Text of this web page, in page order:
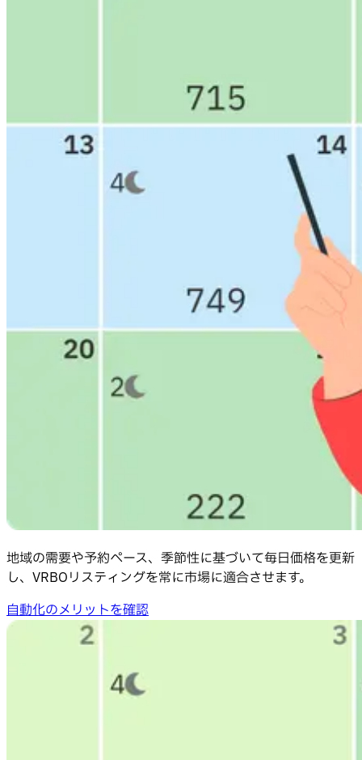
地域の需要や予約ペース、季節性に基づいて毎日価格を更新
し、VRBOリスティングを常に市場に適合させます。
自動化のメリットを確認